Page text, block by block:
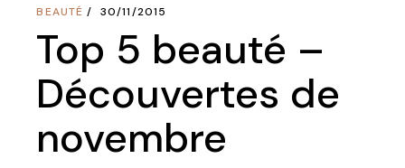
BEAUTÉ 30/11/2015
Top 5 beauté –
Découvertes de
novembre